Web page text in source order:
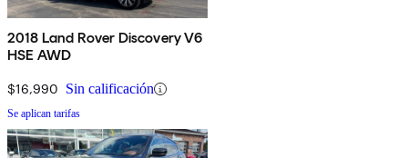
2018 Land Rover Discovery V6
HSE AWD
$16,990 Sin calificación
Se aplican tarifas